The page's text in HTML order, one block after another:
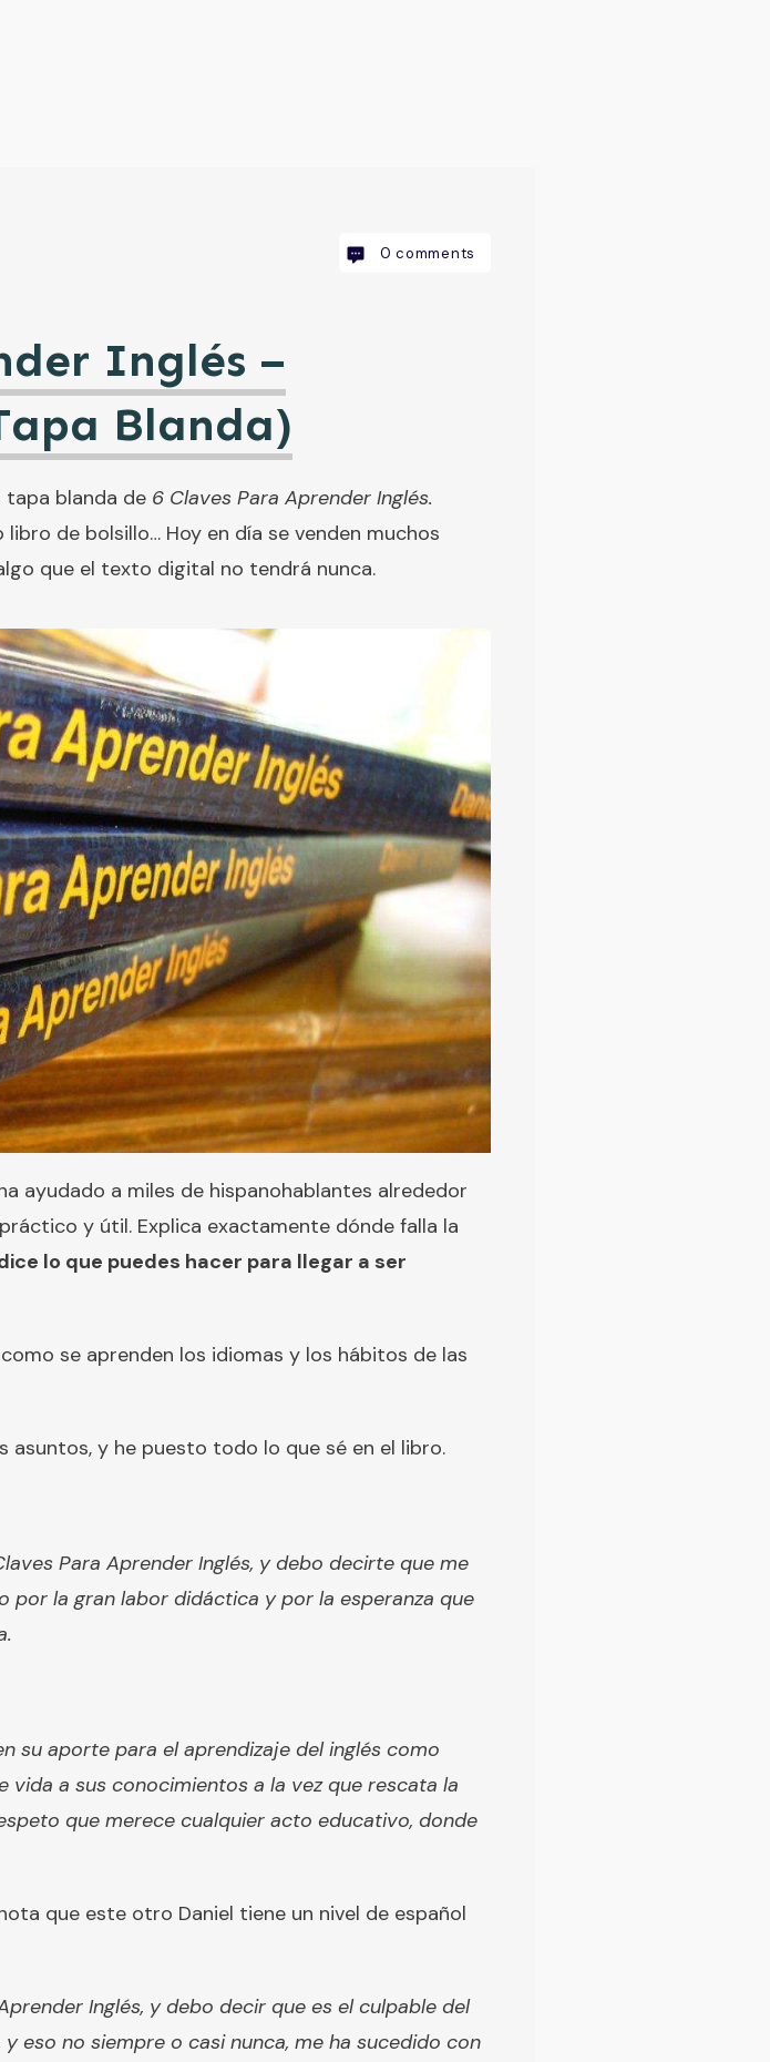
0 comments
Inglés –
Blanda)
tapa blanda de 6 Claves Para Aprender Inglés.
de bolsillo… Hoy en día se venden muchos
que el texto digital no tendrá nunca.
ayudado a miles de hispanohablantes alrededor
y útil. Explica exactamente dónde falla la
lo que puedes hacer para llegar a ser
se aprenden los idiomas y los hábitos de las
asuntos, y he puesto todo lo que sé en el libro.
Para Aprender Inglés, y debo decirte que me
por la gran labor didáctica y por la esperanza que
su aporte para el aprendizaje del inglés como
vida a sus conocimientos a la vez que rescata la
que merece cualquier acto educativo, donde
que este otro Daniel tiene un nivel de español
Inglés, y debo decir que es el culpable del
eso no siempre o casi nunca, me ha sucedido con